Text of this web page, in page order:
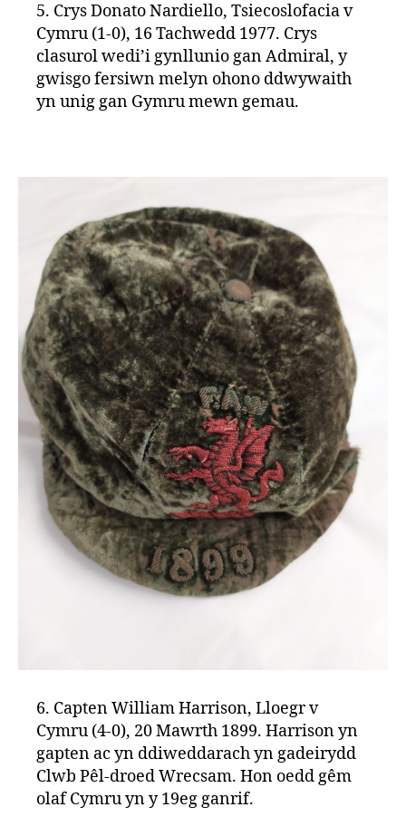
5. Crys Donato Nardiello, Tsiecoslofacia v
Cymru (1-0), 16 Tachwedd 1977. Crys
clasurol wedi’i gynllunio gan Admiral, y
gwisgo fersiwn melyn ohono ddwywaith
yn unig gan Gymru mewn gemau.
6. Capten William Harrison, Lloegr v
Cymru (4-0), 20 Mawrth 1899. Harrison yn
gapten ac yn ddiweddarach yn gadeirydd
Clwb Pêl-droed Wrecsam. Hon oedd gêm
olaf Cymru yn y 19eg ganrif.